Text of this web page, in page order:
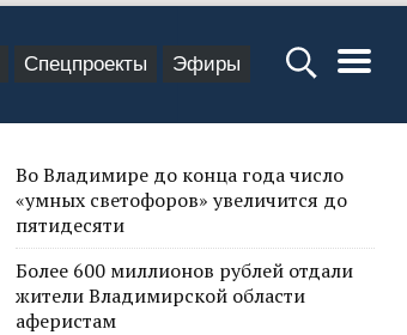
Спецпроекты Эфиры
Во Владимире до конца года число
«умных светофоров» увеличится до
пятидесяти
Более 600 миллионов рублей отдали
жители Владимирской области
аферистам